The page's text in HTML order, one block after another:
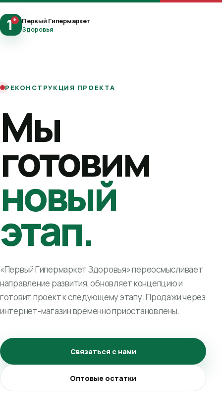
1+ Первый Гипермаркет
Здоровья
РЕКОНСТРУКЦИЯ ПРОЕКТА
Мы
готовим
новый
этап.
«Первый Гипермаркет Здоровья» переосмысливает
направление развития, обновляет концепцию и
готовит проект к следующему этапу. Продажи через
интернет-магазин временно приостановлены.
Связаться с нами
Оптовые остатки